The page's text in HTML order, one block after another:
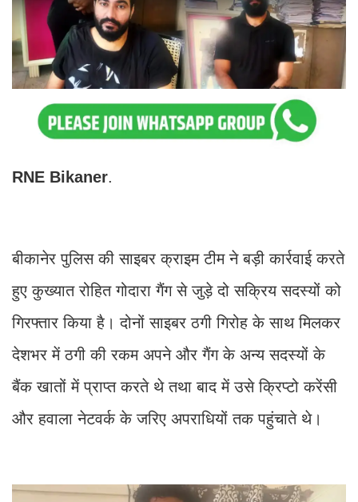
RNE Bikaner.
बीकानेर पुलिस की साइबर क्राइम टीम ने बड़ी कार्रवाई करते
हुए कुख्यात रोहित गोदारा गैंग से जुड़े दो सक्रिय सदस्यों को
गिरफ्तार किया है। दोनों साइबर ठगी गिरोह के साथ मिलकर
देशभर में ठगी की रकम अपने और गैंग के अन्य सदस्यों के
बैंक खातों में प्राप्त करते थे तथा बाद में उसे क्रिप्टो करेंसी
और हवाला नेटवर्क के जरिए अपराधियों तक पहुंचाते थे।